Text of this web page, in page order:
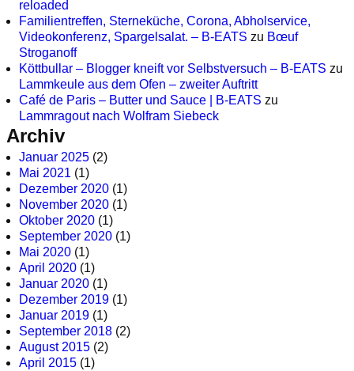
reloaded
Familientreffen, Sterneküche, Corona, Abholservice,
Videokonferenz, Spargelsalat. – B-EATS zu Bœuf
Stroganoff
Köttbullar – Blogger kneift vor Selbstversuch – B-EATS zu
Lammkeule aus dem Ofen – zweiter Auftritt
Café de Paris – Butter und Sauce | B-EATS zu
Lammragout nach Wolfram Siebeck
Archiv
Januar 2025 (2)
Mai 2021 (1)
Dezember 2020 (1)
November 2020 (1)
Oktober 2020 (1)
September 2020 (1)
Mai 2020 (1)
April 2020 (1)
Januar 2020 (1)
Dezember 2019 (1)
Januar 2019 (1)
September 2018 (2)
August 2015 (2)
April 2015 (1)